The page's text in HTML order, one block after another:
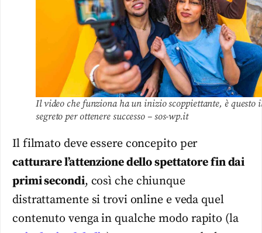
Il video che funziona ha un inizio scoppiettante, è questo
segreto per ottenere successo – sos-wp.it
Il filmato deve essere concepito per
catturare l’attenzione dello spettatore fin dai
primi secondi, così che chiunque
distrattamente si trovi online e veda quel
contenuto venga in qualche modo rapito (la